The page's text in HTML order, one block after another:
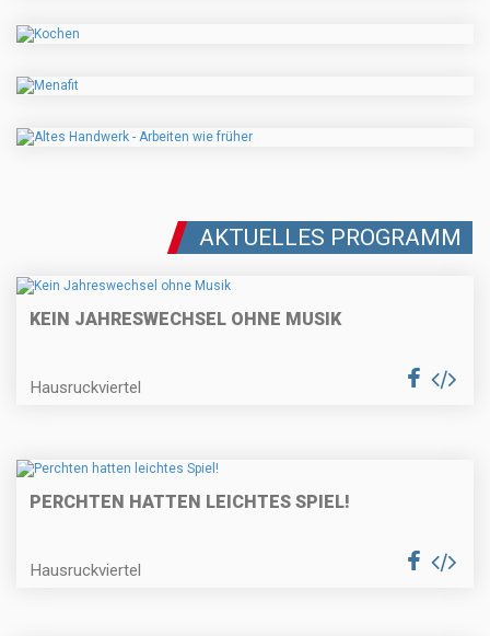
AKTUELLES PROGRAMM
KEIN JAHRESWECHSEL OHNE MUSIK
Hausruckviertel
PERCHTEN HATTEN LEICHTES SPIEL!
Hausruckviertel